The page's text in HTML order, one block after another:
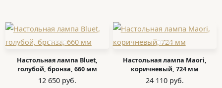
Настольная лампа Bluet,
голубой, бронза, 660 мм
12 650 руб.
Настольная лампа Maori,
коричневый, 724 мм
24 110 руб.